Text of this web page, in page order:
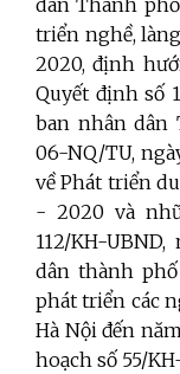
dân Thành
triển nghề,
2020, định
Quyết định số
ban nhân dân
06-NQ/TU,
về Phát triển
- 2020 và
112/KH-
dân thành
phát triển các
Hà Nội đến
hoạch số 55/